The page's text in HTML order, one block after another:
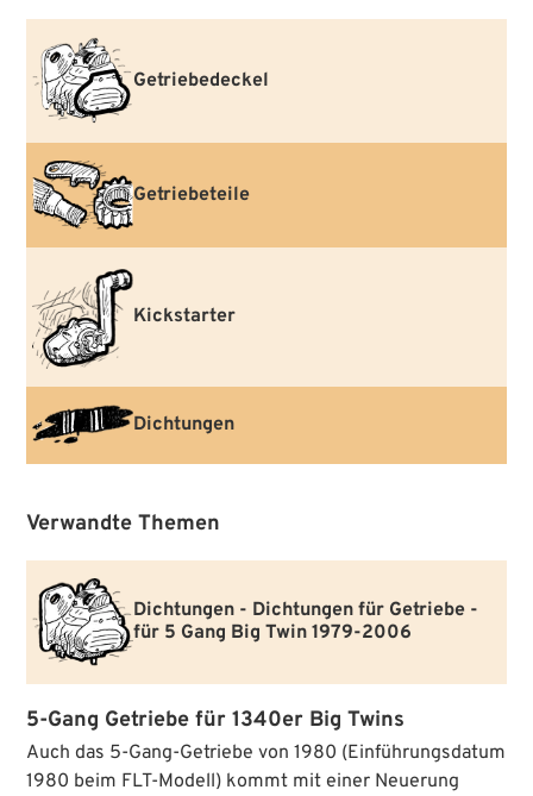
Getriebedeckel
Getriebeteile
Kickstarter
Dichtungen
Verwandte Themen
Dichtungen - Dichtungen für Getriebe -
für 5 Gang Big Twin 1979-2006
5-Gang Getriebe für 1340er Big Twins
Auch das 5-Gang-Getriebe von 1980 (Einführungsdatum
1980 beim FLT-Modell) kommt mit einer Neuerung